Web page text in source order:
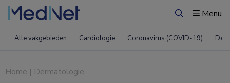
ZoekenMenu
Alle vakgebieden Cardiologie Coronavirus (COVID-19)
Home | Dermatologie